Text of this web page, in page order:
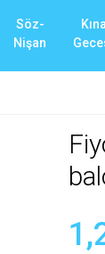
Söz-
Nişan
Kına